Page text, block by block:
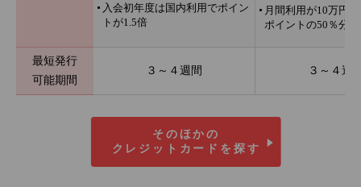
入会初年度は国内利用でポイン
トが1.5倍
月間利用が10万円
ポイントの50％分
最短発行
可能期間
３～４週間 ３～４週
そのほかの
クレジットカードを探す